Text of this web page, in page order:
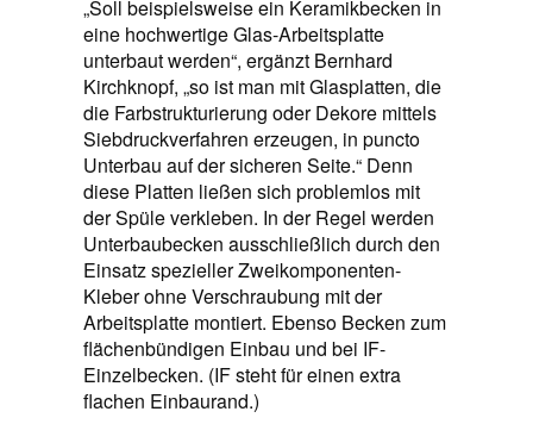
„Soll beispielsweise ein Keramikbecken in
eine hochwertige Glas-Arbeitsplatte
unterbaut werden“, ergänzt Bernhard
Kirchknopf, „so ist man mit Glasplatten, die
die Farbstrukturierung oder Dekore mittels
Siebdruckverfahren erzeugen, in puncto
Unterbau auf der sicheren Seite.“ Denn
diese Platten ließen sich problemlos mit
der Spüle verkleben. In der Regel werden
Unterbaubecken ausschließlich durch den
Einsatz spezieller Zweikomponenten-
Kleber ohne Verschraubung mit der
Arbeitsplatte montiert. Ebenso Becken zum
flächenbündigen Einbau und bei IF-
Einzelbecken. (IF steht für einen extra
flachen Einbaurand.)